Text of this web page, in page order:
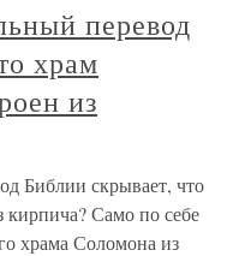
перевод
храм
из
Библии скрывает, что
Само по себе
храма Соломона из